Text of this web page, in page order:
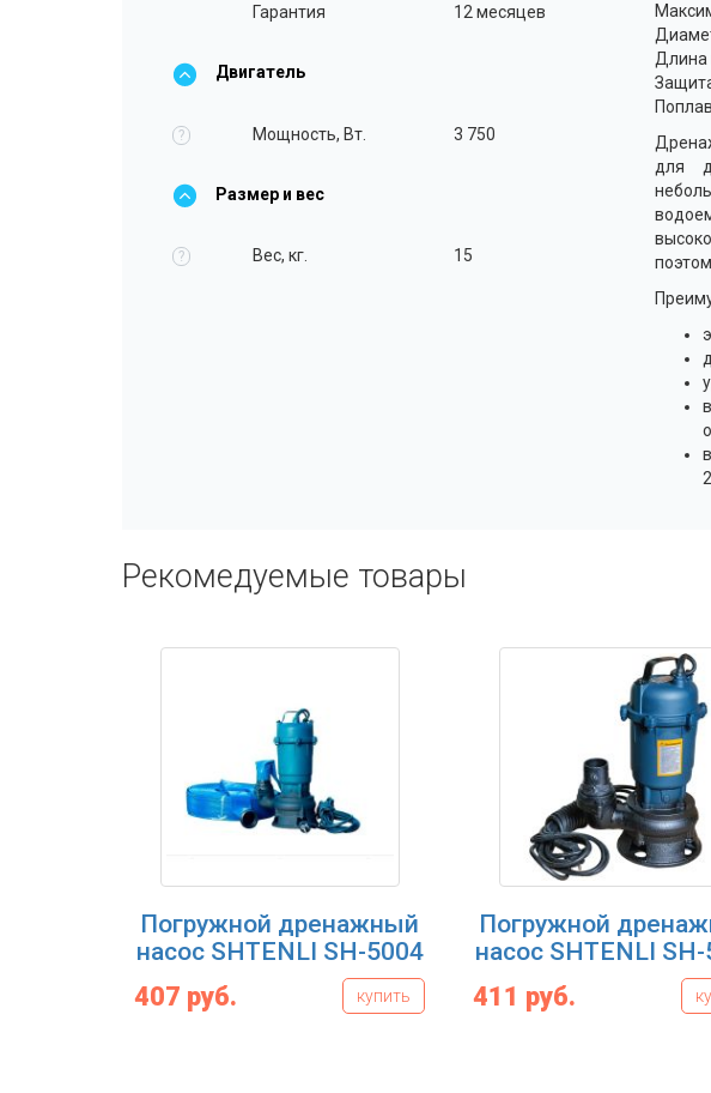
Гарантия
12 месяцев
Двигатель
? Мощность, Вт. 3 750
Размер и вес
? Вес, кг. 15
Длина
для
Рекомедуемые товары
Погружной дренажный
насос SHTENLI SH-5004
407 руб. купить
Погружной
насос SHTENLI
411 руб.